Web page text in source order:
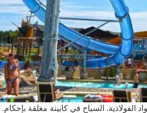
السياح في كابينة مغلقة بإحكام.